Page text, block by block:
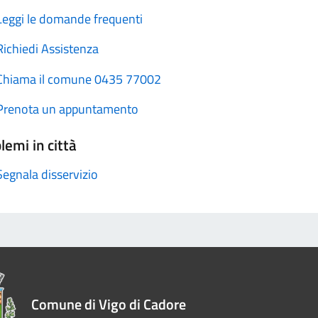
le domande frequenti
Assistenza
il comune 0435 77002
un appuntamento
in città
disservizio
Comune di Vigo di Cadore